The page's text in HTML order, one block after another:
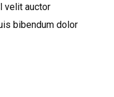
velit auctor
bibendum dolor